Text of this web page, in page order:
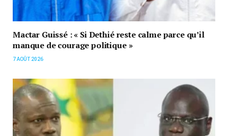
Mactar Guissé : « Si Dethié reste calme parce qu’il
manque de courage politique »
7 AOÛT 2026